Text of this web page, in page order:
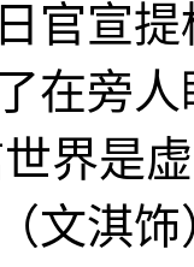
官宣
在旁
世界是
文淇